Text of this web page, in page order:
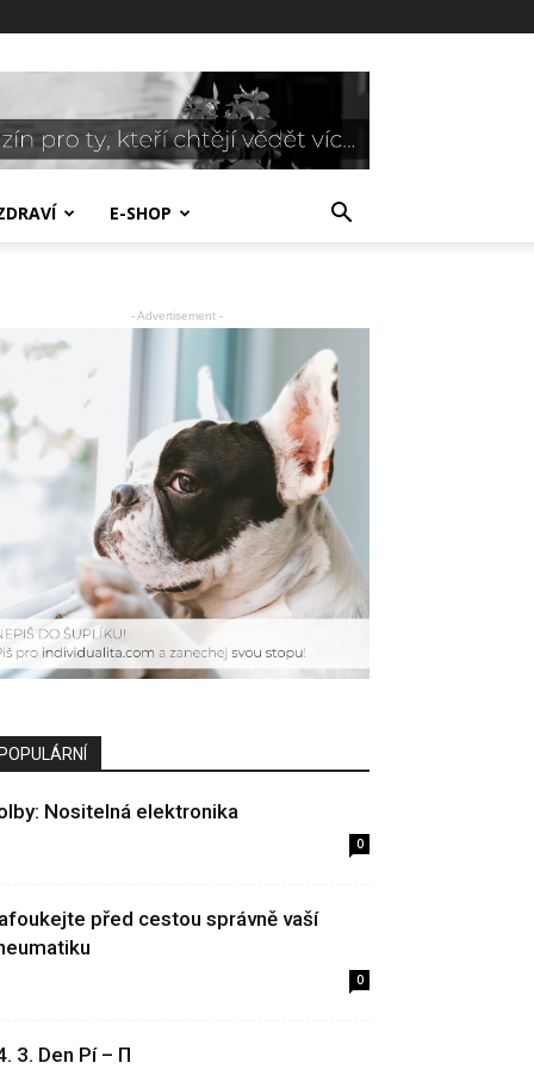
E-SHOP
- Advertisement -
POPULÁRNÍ
Nositelná elektronika
0
před cestou správně vaší
0
3. Den Pí – Π